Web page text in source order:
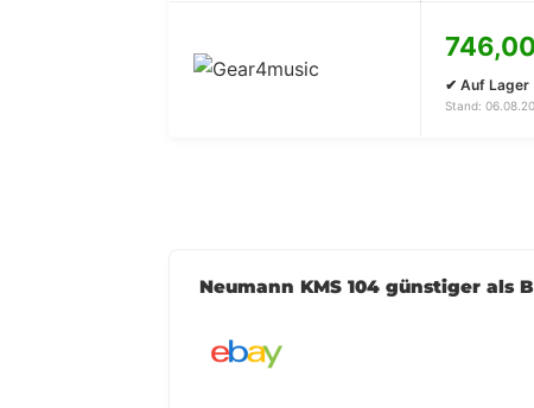
✔ Auf Lager
Stand:
Neumann KMS 104 günstiger als